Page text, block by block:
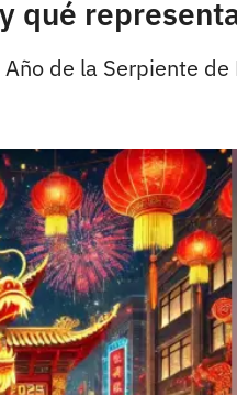
qué
de la Serpiente